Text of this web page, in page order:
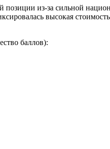
позиции из-за сильной
высокая
баллов):